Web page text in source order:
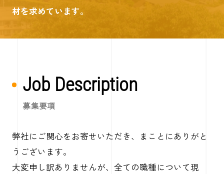
材を求めています。
Job Description
募集要項
弊社にご関心をお寄せいただき、まことにありがと
うございます。
大変申し訳ありませんが、全ての職種について現